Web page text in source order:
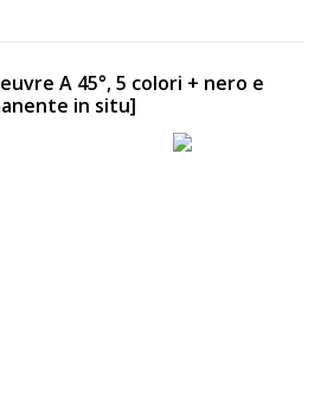
A 45°, 5 colori + nero e
in situ]